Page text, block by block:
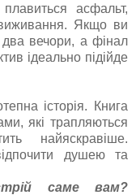
асфальт,
Якщо ви
вечори, а фінал
ідеально підійде
історія. Книга
які трапляються
найяскравіше.
душею та
саме вам?